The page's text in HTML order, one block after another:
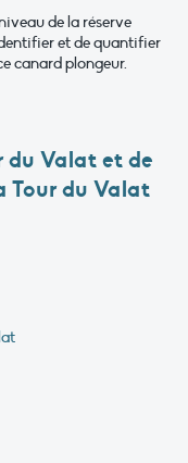
de la réserve
et de quantifier
canard plongeur.
du Valat et de
Tour du Valat